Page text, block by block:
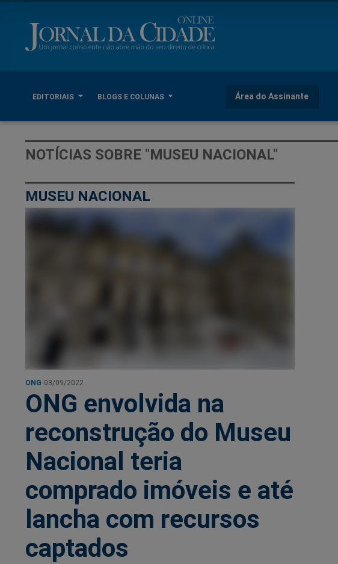
EDITORIAIS BLOGS E COLUNAS Área do Assinante
NOTÍCIAS SOBRE "MUSEU NACIONAL"
MUSEU NACIONAL
ONG 03/09/2022
ONG envolvida na
reconstrução do Museu
Nacional teria
comprado imóveis e até
lancha com recursos
captados